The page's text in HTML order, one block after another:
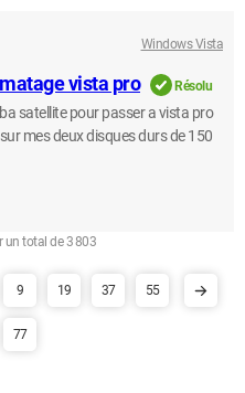
Windows Vista
vista pro Résolu
satellite pour passer a vista pro
mes deux disques durs de 150
un total de 3 803
9 19 37 55
77